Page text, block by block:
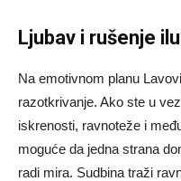
Ljubav i rušenje
Na emotivnom planu
razotkrivanje. Ako ste u
iskrenosti, ravnoteže i
moguće da jedna strana
radi mira. Sudbina traži